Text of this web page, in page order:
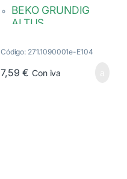
BEKO GRUNDIG
ALTUS
contactos. 220/240
V
Código: 271.1090001e-E104
7,59€ Con iva